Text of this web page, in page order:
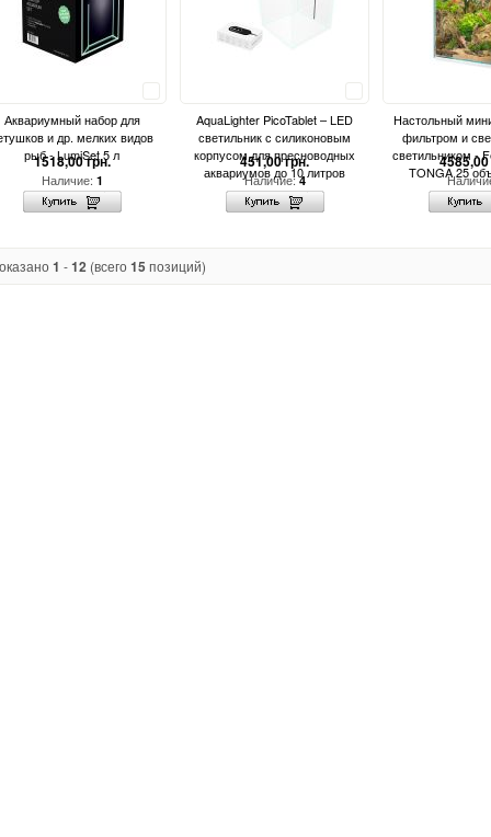
Аквариумный набор для
и др. мелких видов
рыб - LumiSet 5 л
1518,00 грн.
Наличие: 1
AquaLighter PicoTablet – LED
светильник с силиконовым
корпусом для пресноводных
аквариумов до 10 литров
451,00 грн.
Наличие:4
Настольный
фильтром и
светильником -
TONGA 25
4585,00
1 -12 (всего15 позиций)